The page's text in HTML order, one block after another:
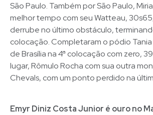
São Paulo. Também por São Paulo,
melhor tempo com seu Watteau,
derrube no último obstáculo,
colocação. Completaram o pódio Tania
de Brasília na 4ª colocação com zero,
lugar, Rômulo Rocha com sua outra
Chevals, com um ponto perdido na
Emyr Diniz Costa Junior é ouro no